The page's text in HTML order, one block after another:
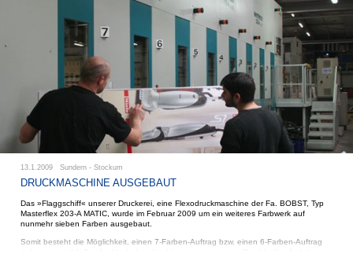
13.1.2009 Sundern - Stockum
DRUCKMASCHINE AUSGEBAUT
Das »Flaggschiff« unserer Druckerei, eine Flexodruckmaschine der Fa. BOBST, Typ
Masterflex 203-A MATIC, wurde im Februar 2009 um ein weiteres Farbwerk auf
nunmehr sieben Farben ausgebaut.
Somit besteht die Möglichkeit, einen 7-Farben-Auftrag bzw. einen 6-Farben-Auftrag